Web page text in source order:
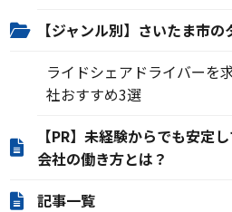
【ジャンル別】さいたま市
ライドシェアドライバーを
社おすすめ3選
【PR】未経験からでも安定
会社の働き方とは？
記事一覧